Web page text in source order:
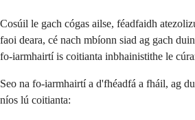
Cosúil le gach cógas ailse, féadfaidh
faoi deara, cé nach mbíonn siad ag gach
fo-iarmhairtí is coitianta inbhainistithe le
Seo na fo-iarmhairtí a d'fhéadfá a fháil, ag
níos lú coitianta: